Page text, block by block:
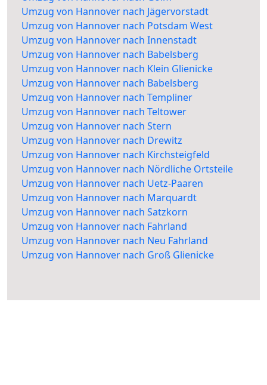
Umzug von Hannover nach Jägervorstadt
Umzug von Hannover nach Potsdam West
Umzug von Hannover nach Innenstadt
Umzug von Hannover nach Babelsberg
Umzug von Hannover nach Klein Glienicke
Umzug von Hannover nach Babelsberg
Umzug von Hannover nach Templiner
Umzug von Hannover nach Teltower
Umzug von Hannover nach Stern
Umzug von Hannover nach Drewitz
Umzug von Hannover nach Kirchsteigfeld
Umzug von Hannover nach Nördliche Ortsteile
Umzug von Hannover nach Uetz-Paaren
Umzug von Hannover nach Marquardt
Umzug von Hannover nach Satzkorn
Umzug von Hannover nach Fahrland
Umzug von Hannover nach Neu Fahrland
Umzug von Hannover nach Groß Glienicke